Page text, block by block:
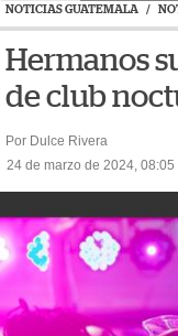
NOTICIAS GUATEMALA /
Hermanos
de club
Por Dulce Rivera
24 de marzo de 2024, 08:05